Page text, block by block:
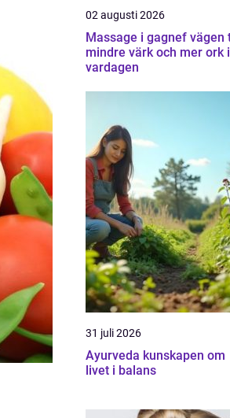
02 augusti 2026
Massage i gagnef vägen till
mindre värk och mer ork i
vardagen
31 juli 2026
Ayurveda kunskapen om
livet i balans